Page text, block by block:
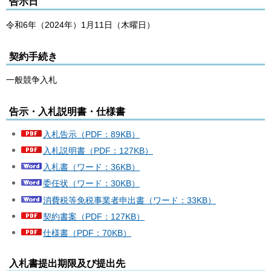
令和6年（2024年）1月11日（木曜日）
契約手続き
一般競争入札
告示・入札説明書・仕様書
入札告示（PDF：89KB）
入札説明書（PDF：127KB）
入札書（ワード：36KB）
委任状（ワード：30KB）
消費税等免税事業者申出書（ワード：33KB）
契約書案（PDF：127KB）
仕様書（PDF：70KB）
入札書提出期限及び提出先